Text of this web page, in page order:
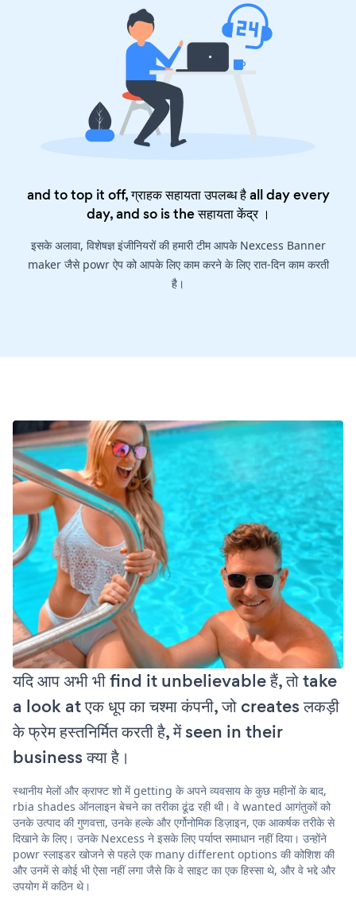
and to top it off, ग्राहक सहायता उपलब्ध है all day every
day, and so is theसहायता केंद्र।
इसके अलावा, विशेषज्ञ इंजीनियरों की हमारी टीम आपके Nexcess Banner
maker जैसे powr ऐप को आपके लिए काम करने के लिए रात-दिन काम करती
है।
यदि आप अभी भी find it unbelievable हैं, तो take
a look at एक धूप का चश्मा कंपनी, जो creates लकड़ी
के फ्रेम हस्तनिर्मित करती है, में seen in their
business क्या है।
स्थानीय मेलों और क्राफ्ट शो में getting के अपने व्यवसाय के कुछ महीनों के बाद,
rbia shades ऑनलाइन बेचने का तरीका ढूंढ रही थी। वे wanted आगंतुकों को
उनके उत्पाद की गुणवत्ता, उनके हल्के और एर्गोनोमिक डिज़ाइन, एक आकर्षक तरीके से
दिखाने के लिए। उनके Nexcess ने इसके लिए पर्याप्त समाधान नहीं दिया। उन्होंने
powr स्लाइडर खोजने से पहले एक many different options की कोशिश की
और उनमें से कोई भी ऐसा नहीं लगा जैसे कि वे साइट का एक हिस्सा थे, और वे भद्दे और
उपयोग में कठिन थे।